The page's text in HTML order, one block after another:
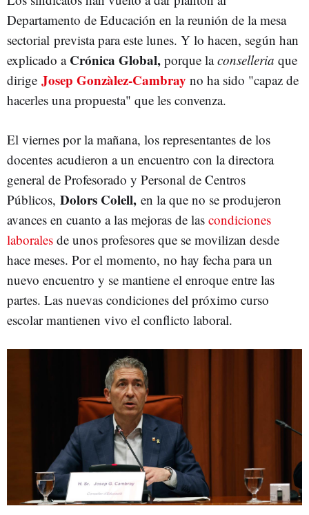
Departamento de Educación en la reunión de la mesa
sectorial prevista para este lunes. Y lo hacen, según han
explicado a Crónica Global, porque laconselleria que
dirige Josep Gonzàlez-Cambray no ha sido "capaz de
hacerles una propuesta" que les convenza.
El viernes por la mañana, los representantes de los
docentes acudieron a un encuentro con la directora
general de Profesorado y Personal de Centros
Públicos, Dolors Colell, en la que no se produjeron
avances en cuanto a las mejoras de las condiciones
laborales de unos profesores que se movilizan desde
hace meses. Por el momento, no hay fecha para un
nuevo encuentro y se mantiene el enroque entre las
partes. Las nuevas condiciones del próximo curso
escolar mantienen vivo el conflicto laboral.